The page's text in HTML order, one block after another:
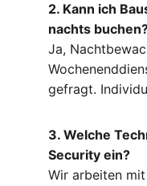
2. Kann ich
nachts
Ja,
gefragt.
3. Welche
Security ein?
Wir arbeiten